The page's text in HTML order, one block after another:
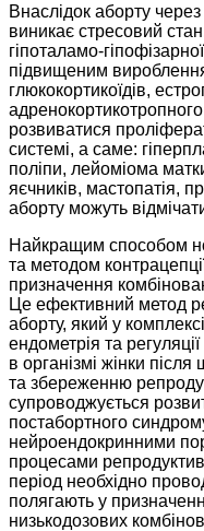
Внаслідок аборту
виникає стресовий
гіпоталамо-
підвищеним
глюкокортикоїдів,
розвиватися
системі, а саме:
поліпи, лейоміома
яєчників, мастопатія,
аборту можуть
Найкращим способом
та методом
призначення
Це ефективний метод
аборту, який у
ендометрія та
в організмі жінки
та збереженню
супроводжується
постабортного
нейроендокринними
процесами
період необхідно
полягають у
низькодозових